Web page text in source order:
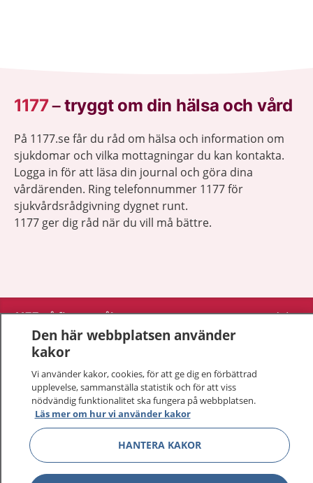
1177–tryggt om din hälsa och vård
På 1177.se får du råd om hälsa och information om
sjukdomar och vilka mottagningar du kan kontakta.
Logga in för att läsa din journal och göra dina
vårdärenden. Ring telefonnummer 1177 för
sjukvårdsrådgivning dygnet runt.
1177 ger dig råd när du vill må bättre.
1177 på flera språk Visa
Om 1177
Kontakt
Behandling av personuppgifter
Den här webbplatsen använder
kakor
Vi använder kakor, cookies, för att ge dig en förbättrad
upplevelse, sammanställa statistik och för att viss
nödvändig funktionalitet ska fungera på webbplatsen.
Läs mer om hur vi använder kakor
HANTERA KAKOR